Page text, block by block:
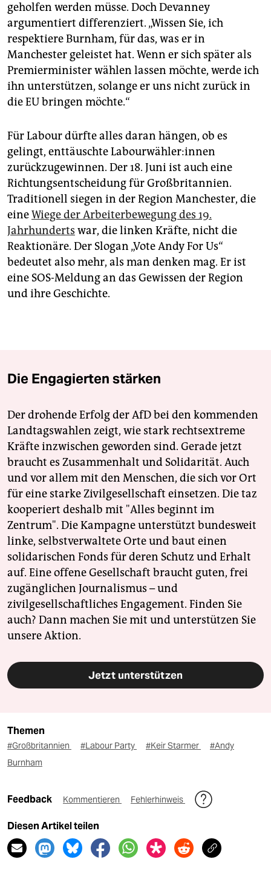
geholfen werden müsse. Doch Devanney
argumentiert differenziert. „Wissen Sie, ich
respektiere Burnham, für das, was er in
Manchester geleistet hat. Wenn er sich später als
Premierminister wählen lassen möchte, werde ich
ihn unterstützen, solange er uns nicht zurück in
die EU bringen möchte.“
Für Labour dürfte alles daran hängen, ob es
gelingt, enttäuschte La­bour­wäh­le­r:in­nen
zurückzugewinnen. Der 18. Juni ist auch eine
Richtungsentscheidung für Großbritannien.
Traditionell siegen in der Region Manchester, die
eineWiege der Arbeiterbewegung des 19.
Jahrhunderts war, die linken Kräfte, nicht die
Reaktionäre. Der Slogan „Vote Andy For Us“
bedeutet also mehr, als man denken mag. Er ist
eine SOS-Meldung an das Gewissen der Region
und ihre Geschichte.
Die Engagierten stärken
Der drohende Erfolg der AfD bei den kommenden
Landtagswahlen zeigt, wie stark rechtsextreme
Kräfte inzwischen geworden sind. Gerade jetzt
braucht es Zusammenhalt und Solidarität. Auch
und vor allem mit den Menschen, die sich vor Ort
für eine starke Zivilgesellschaft einsetzen. Die taz
kooperiert deshalb mit "Alles beginnt im
Zentrum". Die Kampagne unterstützt bundesweit
linke, selbstverwaltete Orte und baut einen
solidarischen Fonds für deren Schutz und Erhalt
auf. Eine offene Gesellschaft braucht guten, frei
zugänglichen Journalismus – und
zivilgesellschaftliches Engagement. Finden Sie
auch? Dann machen Sie mit und unterstützen Sie
unsere Aktion.
Jetzt unterstützen
Themen
#Großbritannien #Labour Party #Keir Starmer
#Andy
Burnham
Feedback Kommentieren Fehlerhinweis
Diesen Artikel teilen